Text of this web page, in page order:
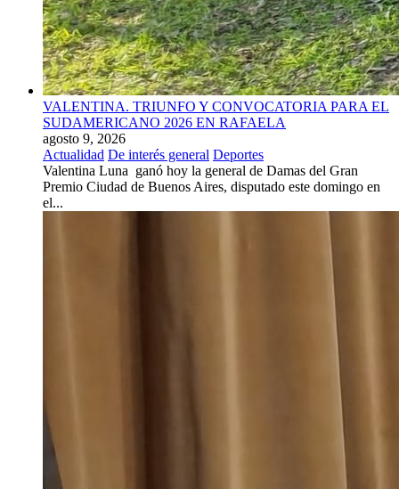
VALENTINA. TRIUNFO Y CONVOCATORIA PARA EL
SUDAMERICANO 2026 EN RAFAELA
agosto 9, 2026
Actualidad De interés general Deportes
Valentina Luna ganó hoy la general de Damas del Gran
Premio Ciudad de Buenos Aires, disputado este domingo en
el...